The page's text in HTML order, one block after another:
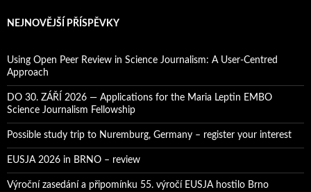
e
v
á
n
í
NEJNOVĚJŠÍ PŘÍSPĚVKY
Using Open Peer Review in Science Journalism: A User-Centred
Approach
DO 30. ZÁŘÍ 2026 — Applications for the Maria Leptin EMBO
Science Journalism Fellowship
Possible study trip to Nuremburg, Germany – register your interest
EUSJA 2026 in BRNO – review
Výroční zasedání a připomínku 55. výročí EUSJA hostilo Brno